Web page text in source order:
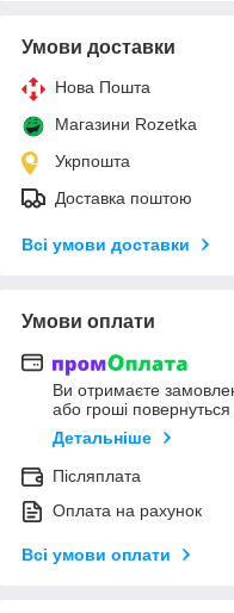
Умови доставки
Нова Пошта
Магазини Rozetka
Укрпошта
Доставка поштою
Всі умови доставки
Умови оплати
Ви отримаєте
або гроші
Детальніше
Післяплата
Оплата на рахунок
Всі умови оплати